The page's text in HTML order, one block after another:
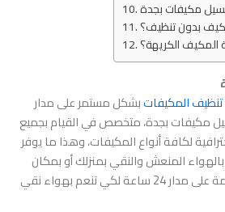
مكيفات بجدة
بدون تنظيف؟
المكيف الكريهة؟
تنظيف المكيفاتبشكل مستمر على مدار
مكيفات بجدة، متخصص في القيام بجميع
لكافة أنواع المكيفات، وهذا ما يوفر
بالهواء المنعش والنقي بمنزلك أو بمكان
العمل، فبادر الآن بطلب الخدمة على مدار 24 ساعة لكي تنعم بهواء نقي